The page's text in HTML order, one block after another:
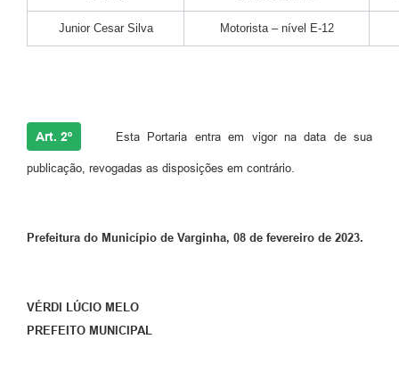
Junior Cesar Silva Motorista – nível E-12
Art. 2º Esta Portaria entra em vigor na data de sua
publicação, revogadas as disposições em contrário.
Prefeitura do Município de Varginha, 08 de fevereiro de 2023.
VÉRDI LÚCIO MELO
PREFEITO MUNICIPAL